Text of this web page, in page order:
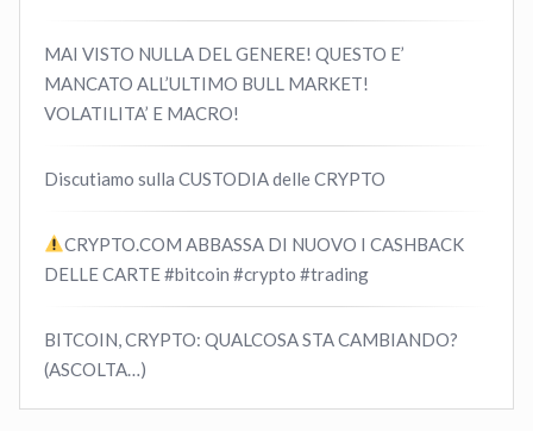
MAI VISTO NULLA DEL GENERE! QUESTO E’
MANCATO ALL’ULTIMO BULL MARKET!
VOLATILITA’ E MACRO!
Discutiamo sulla CUSTODIA delle CRYPTO
CRYPTO.COM ABBASSA DI NUOVO I CASHBACK
DELLE CARTE #bitcoin #crypto #trading
BITCOIN, CRYPTO: QUALCOSA STA CAMBIANDO?
(ASCOLTA…)